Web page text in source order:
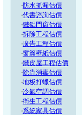
‧防水抓漏估價
‧代書諮詢估價
‧鐵鋁門窗估價
‧拆除工程估價
‧廣告工程估價
‧窗簾壁紙估價
‧鐵皮屋工程估價
‧除蟲消毒估價
‧地板打蠟估價
‧冷氣空調估價
‧衛生工程估價
‧系統家具估價